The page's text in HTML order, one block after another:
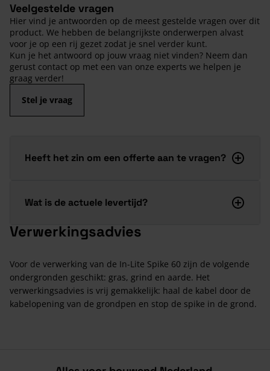
Veelgestelde vragen
Hier vind je antwoorden op de meest gestelde vragen over dit
product. We hebben de belangrijkste onderwerpen alvast
voor je op een rij gezet zodat je snel verder kunt.
Kun je het antwoord op jouw vraag niet vinden? Neem dan
gerust contact op met een van onze experts we helpen je
graag verder!
Stel je vraag
Heeft het zin om een offerte aan te vragen?
Wat is de actuele levertijd?
Verwerkingsadvies
Voor de verwerking van de In-Lite Spike 60 zijn de volgende
ondergronden geschikt: gras, grind en aarde. Het
verwerkingsadvies is vrij gemakkelijk: haal de kabel door de
kabelopening van de grondpen en stop de spike in de grond.